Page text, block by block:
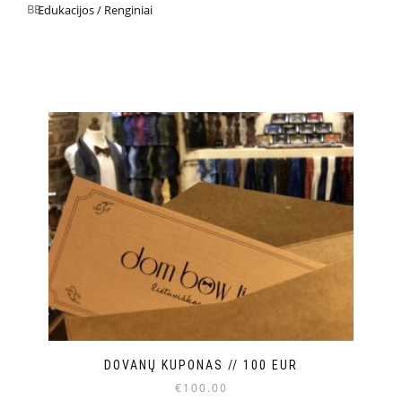
Edukacijos / Renginiai
DOVANŲ KUPONAS // 100 EUR
€100.00